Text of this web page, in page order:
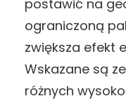
postawić na
ograniczoną
zwiększa efekt
Wskazane są
różnych